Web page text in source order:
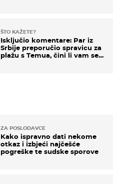
ŠTO KAŽETE?
Isključio komentare: Par iz
Srbije preporučio spravicu za
plažu s Temua, čini li vam se
ZA POSLODAVCE
Kako ispravno dati nekome
otkaz i izbjeći najčešće
pogreške te sudske sporove